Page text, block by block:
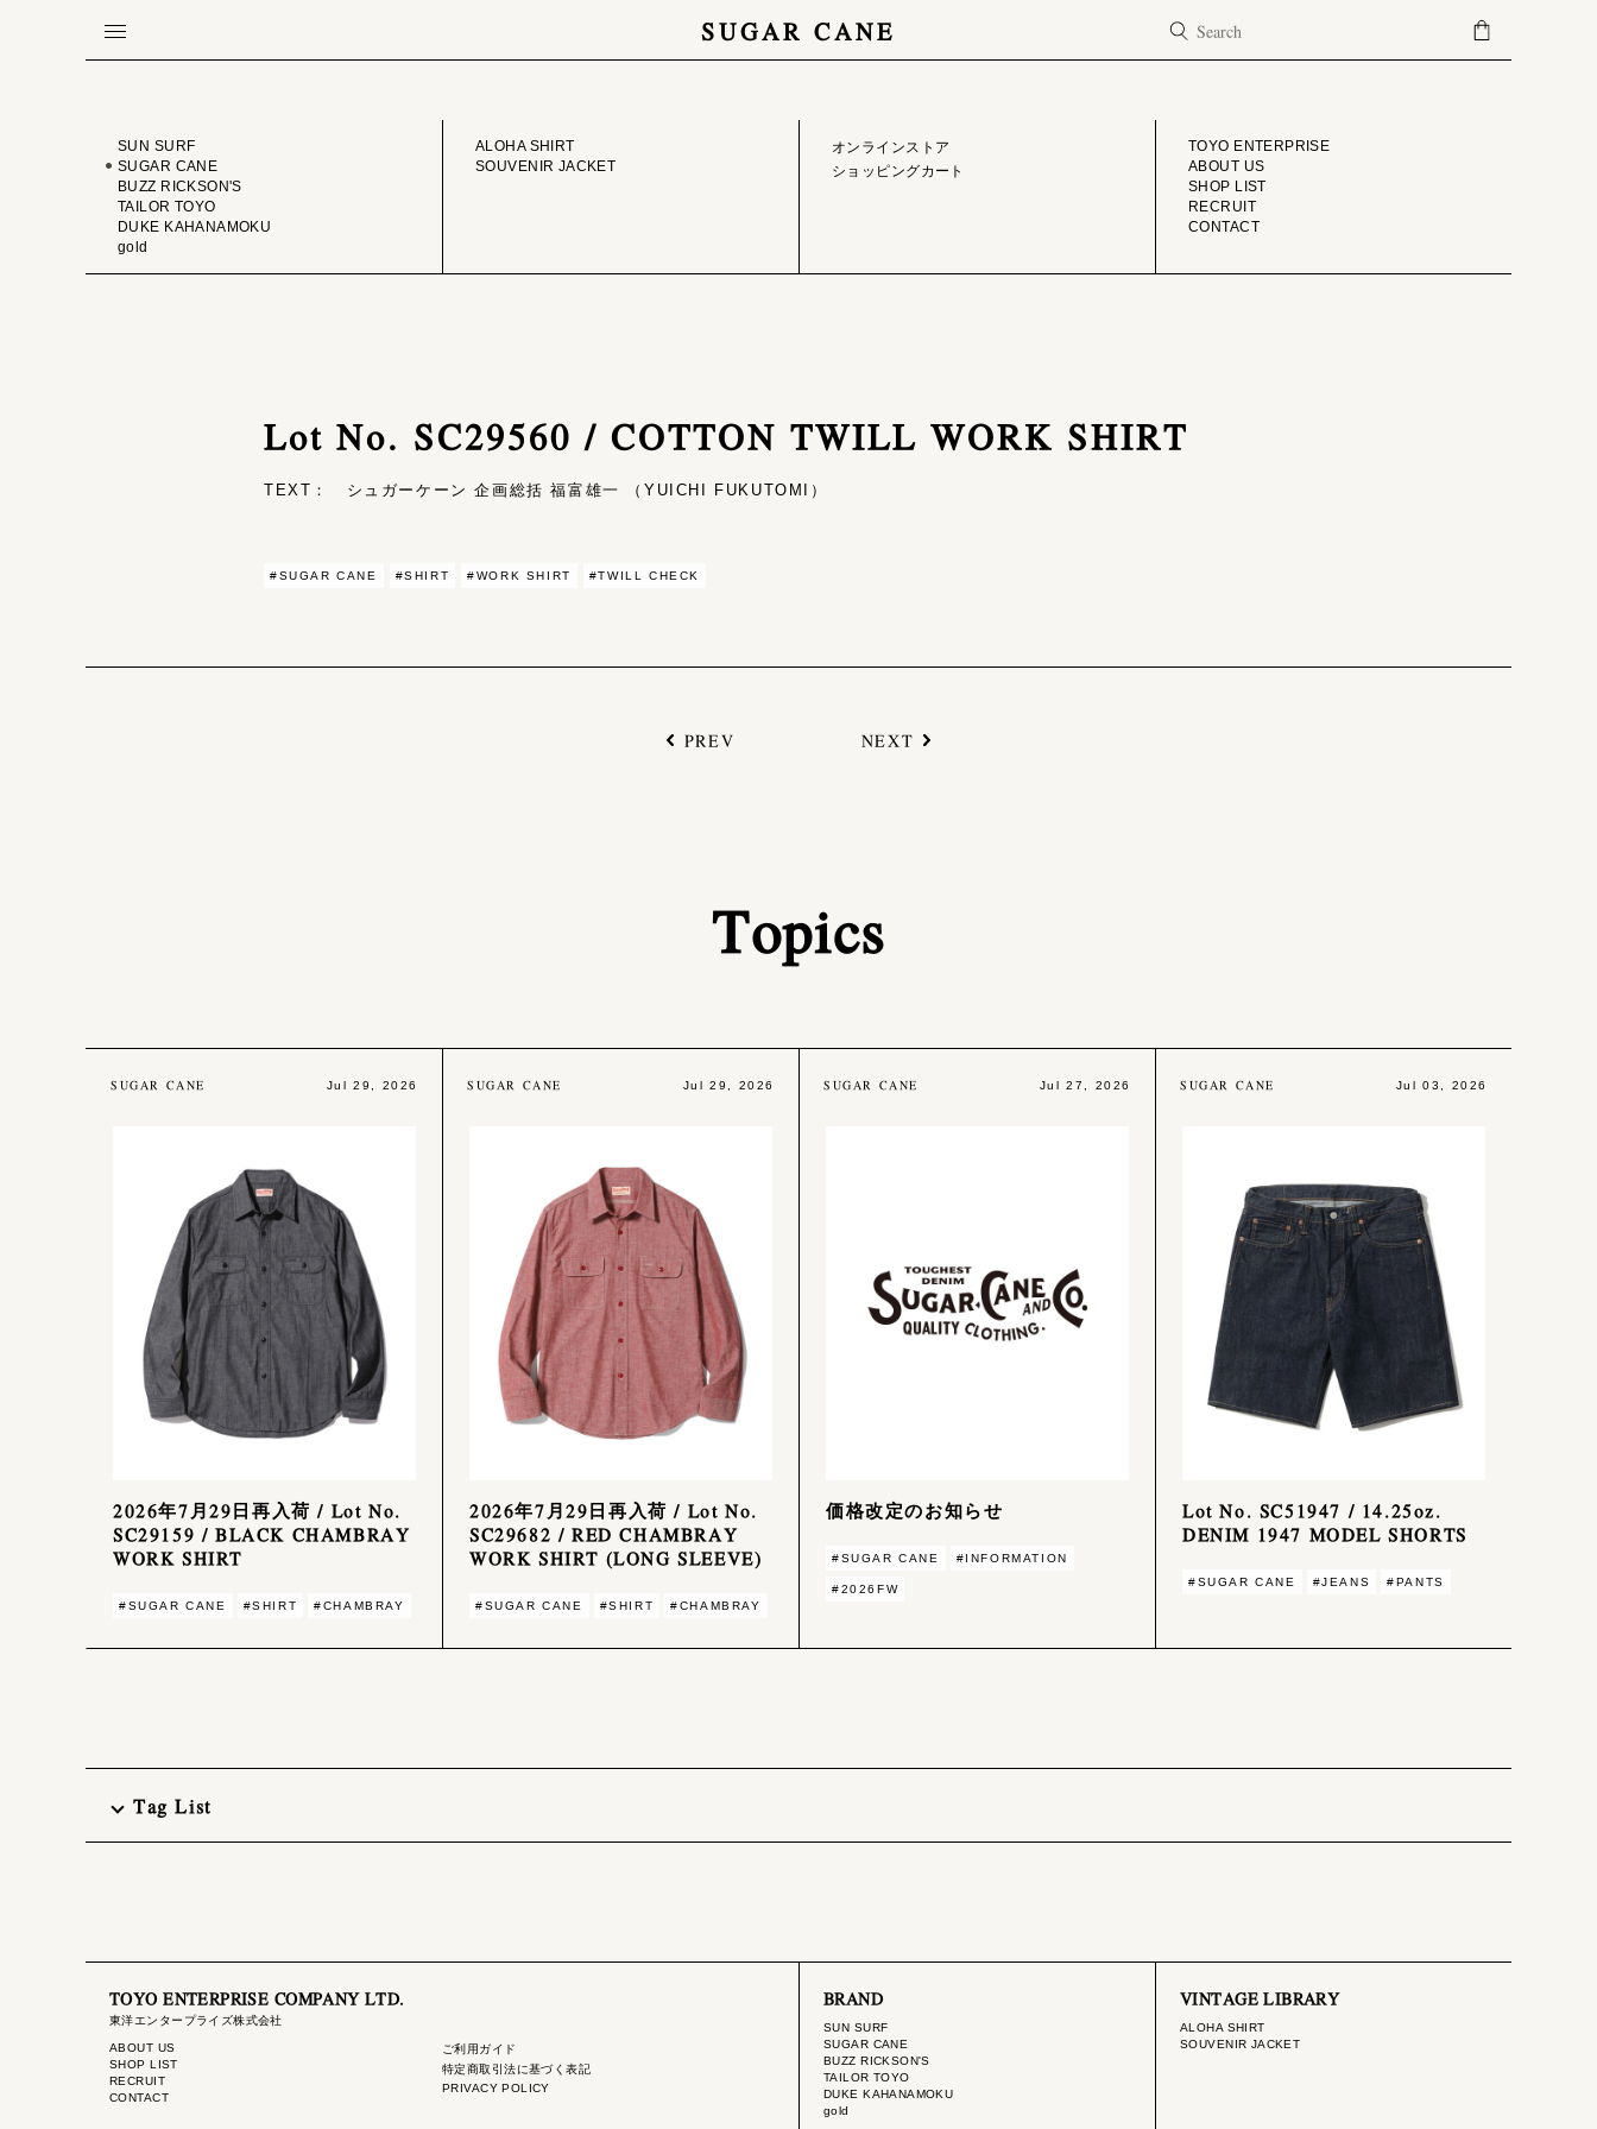
SUGAR CANE
BRAND ONLINE STORE COMPANY
SUN SURF
SUGAR CANE
BUZZ RICKSON'S
TAILOR TOYO
DUKE KAHANAMOKU
gold
ALOHA SHIRT
SOUVENIR JACKET
オンラインストア
ショッピングカート
TOYO ENTERPRISE
ABOUT US
SHOP LIST
RECRUIT
CONTACT
Lot No. SC29560 / COTTON TWILL WORK SHIRT
TEXT： シュガーケーン 企画総括 福富雄一 （YUICHI FUKUTOMI）
#SUGAR CANE #SHIRT #WORK SHIRT #TWILL CHECK
PREV NEXT
Topics
SUGAR CANE Jul 29, 2026
2026年7月29日再入荷 / Lot No.
SC29159 / BLACK CHAMBRAY
WORK SHIRT
#SUGAR CANE #SHIRT #CHAMBRAY
SUGAR CANE Jul 29, 2026
2026年7月29日再入荷 / Lot No.
SC29682 / RED CHAMBRAY
WORK SHIRT (LONG SLEEVE)
#SUGAR CANE #SHIRT #CHAMBRAY
SUGAR CANE Jul 27, 2026
価格改定のお知らせ
#SUGAR CANE #INFORMATION
#2026FW
SUGAR CANE Jul 03, 2026
Lot No. SC51947 / 14.25oz.
DENIM 1947 MODEL SHORTS
#SUGAR CANE #JEANS #PANTS
Tag List
TOYO ENTERPRISE COMPANY LTD.
東洋エンタープライズ株式会社
ABOUT US
SHOP LIST
RECRUIT
CONTACT
ご利用ガイド
特定商取引法に基づく表記
PRIVACY POLICY
BRAND
SUN SURF
SUGAR CANE
BUZZ RICKSON'S
TAILOR TOYO
DUKE KAHANAMOKU
gold
VINTAGE LIBRARY
ALOHA SHIRT
SOUVENIR JACKET